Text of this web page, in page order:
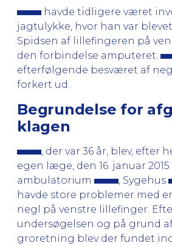
havde tidligere været
jagtulykke, hvor han var
Spidsen af lillefingeren på
den forbindelse amputeret.
efterfølgende besværet af
forkert ud.
Begrundelse for
klagen
, der var 36 år, blev, efter
egen læge, den 16. januar
ambulatorium
, Sygehus
havde store problemer med
negl på venstre lillefinger.
undersøgelsen og på grund
groretning blev der fundet